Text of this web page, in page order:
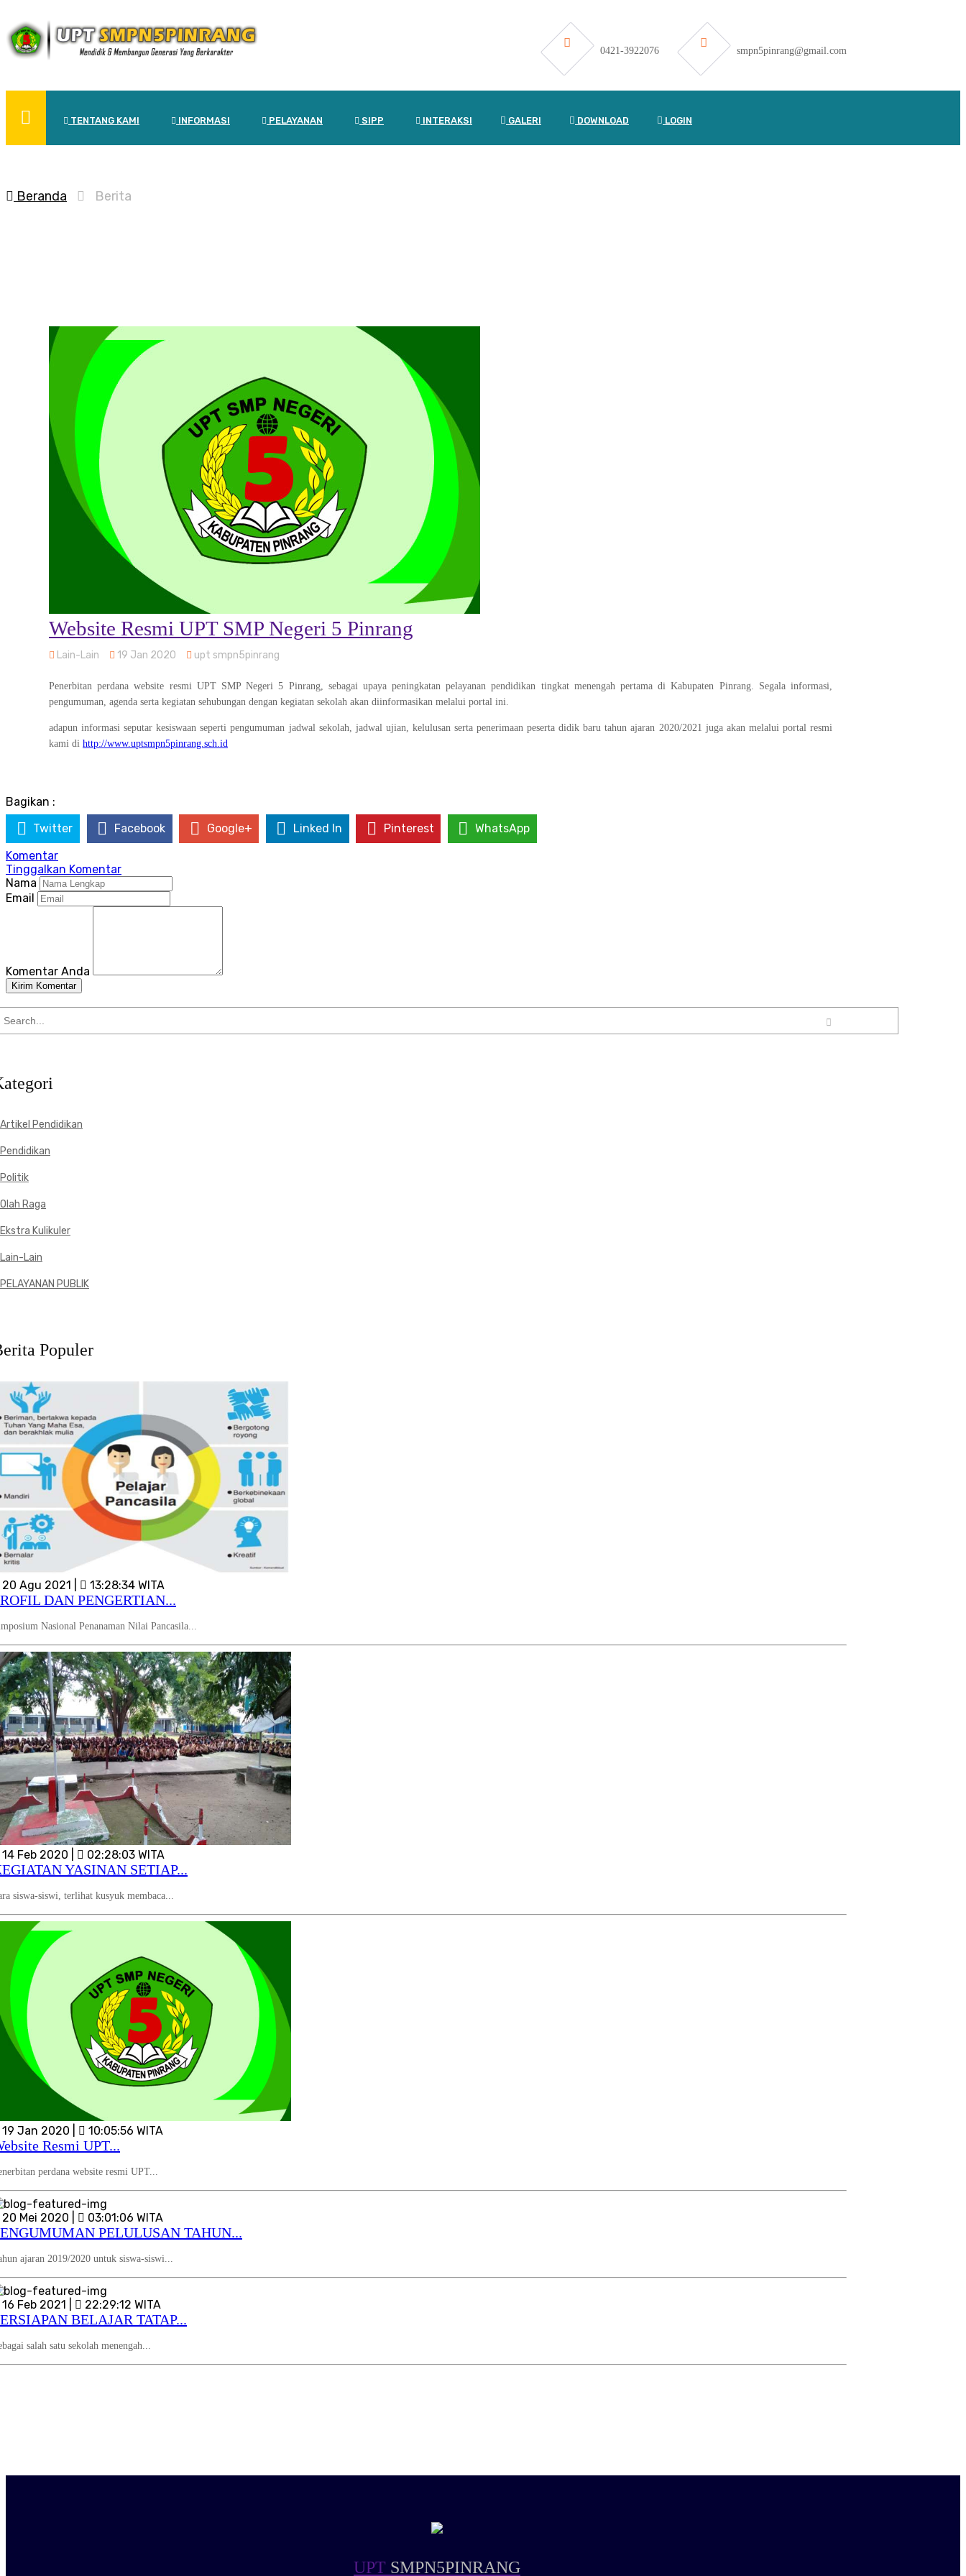
0421-3922076 smpn5pinrang@gmail.com
TENTANG KAMI INFORMASI PELAYANAN SIPP INTERAKSI GALERI DOWNLOAD LOGIN
Beranda Berita
Website Resmi UPT SMP Negeri 5 Pinrang
Lain-Lain 19 Jan 2020 upt smpn5pinrang
Penerbitan perdana website resmi UPT SMP Negeri 5 Pinrang, sebagai upaya peningkatan pelayanan pendidikan tingkat menengah pertama di Kabupaten Pinrang. Segala informasi,
pengumuman, agenda serta kegiatan sehubungan dengan kegiatan sekolah akan diinformasikan melalui portal ini.
adapun informasi seputar kesiswaan seperti pengumuman jadwal sekolah, jadwal ujian, kelulusan serta penerimaan peserta didik baru tahun ajaran 2020/2021 juga akan melalui portal resmi
kami di http://www.uptsmpn5pinrang.sch.id
Bagikan :
Twitter
Facebook Google+ Linked In Pinterest
WhatsApp
Komentar
Tinggalkan Komentar
Nama
Email
Komentar Anda
Kirim Komentar
Pendidikan
Raga
Kulikuler
Lain
PUBLIK
Populer
20 Agu 2021 | 13:28:34 WITA
DAN PENGERTIAN...
Nasional Penanaman Nilai Pancasila...
14 Feb 2020 | 02:28:03 WITA
YASINAN SETIAP...
siswa-siswi, terlihat kusyuk membaca...
19 Jan 2020 | 10:05:56 WITA
Resmi UPT...
perdana website resmi UPT...
20 Mei 2020 | 03:01:06 WITA
PELULUSAN TAHUN...
ajaran 2019/2020 untuk siswa-siswi...
16 Feb 2021 | 22:29:12 WITA
BELAJAR TATAP...
salah satu sekolah menengah...
UPT SMPN5PINRANG